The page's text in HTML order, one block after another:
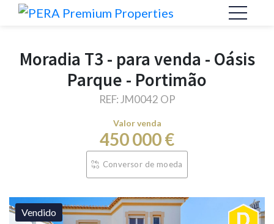
Moradia T3 - para venda - Oásis
Parque - Portimão
REF: JM0042 OP
Valor venda
450 000 €
Conversor de moeda
Vendido